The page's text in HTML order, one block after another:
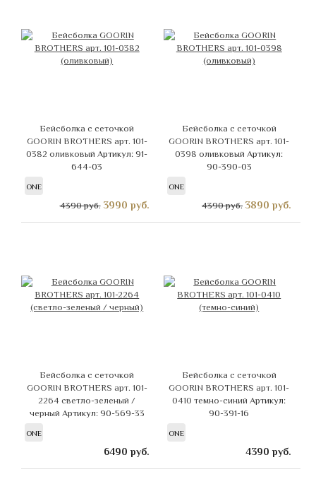
Бейсболка с сеточкой
GOORIN BROTHERS арт. 101-
0382 оливковыйАртикул: 91-
644-03
ONE
4390 руб. 3990 руб.
Бейсболка с сеточкой
GOORIN BROTHERS арт. 101-
0398 оливковыйАртикул:
90-390-03
ONE
4390 руб. 3890 руб.
Бейсболка с сеточкой
GOORIN BROTHERS арт. 101-
2264 светло-зеленый /
черный Артикул: 90-569-33
ONE
6490 руб.
Бейсболка с сеточкой
GOORIN BROTHERS арт. 101-
0410 темно-синийАртикул:
90-391-16
ONE
4390 руб.